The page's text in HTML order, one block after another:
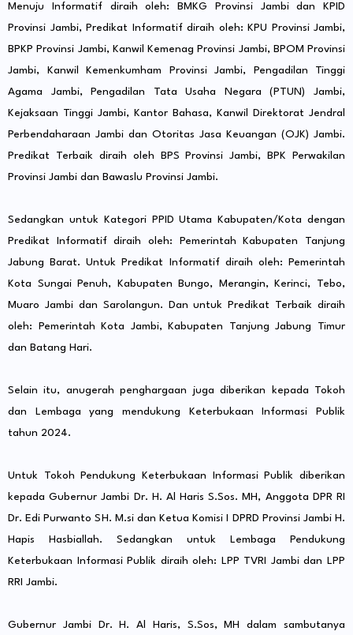
Menuju Informatif diraih oleh: BMKG Provinsi Jambi dan KPID
Provinsi Jambi, Predikat Informatif diraih oleh: KPU Provinsi Jambi,
BPKP Provinsi Jambi, Kanwil Kemenag Provinsi Jambi, BPOM Provinsi
Jambi, Kanwil Kemenkumham Provinsi Jambi, Pengadilan Tinggi
Agama Jambi, Pengadilan Tata Usaha Negara (PTUN) Jambi,
Kejaksaan Tinggi Jambi, Kantor Bahasa, Kanwil Direktorat Jendral
Perbendaharaan Jambi dan Otoritas Jasa Keuangan (OJK) Jambi.
Predikat Terbaik diraih oleh BPS Provinsi Jambi, BPK Perwakilan
Provinsi Jambi dan Bawaslu Provinsi Jambi.
Sedangkan untuk Kategori PPID Utama Kabupaten/Kota dengan
Predikat Informatif diraih oleh: Pemerintah Kabupaten Tanjung
Jabung Barat. Untuk Predikat Informatif diraih oleh: Pemerintah
Kota Sungai Penuh, Kabupaten Bungo, Merangin, Kerinci, Tebo,
Muaro Jambi dan Sarolangun. Dan untuk Predikat Terbaik diraih
oleh: Pemerintah Kota Jambi, Kabupaten Tanjung Jabung Timur
dan Batang Hari.
Selain itu, anugerah penghargaan juga diberikan kepada Tokoh
dan Lembaga yang mendukung Keterbukaan Informasi Publik
tahun 2024.
Untuk Tokoh Pendukung Keterbukaan Informasi Publik diberikan
kepada Gubernur Jambi Dr. H. Al Haris S.Sos. MH, Anggota DPR RI
Dr. Edi Purwanto SH. M.si dan Ketua Komisi I DPRD Provinsi Jambi H.
Hapis Hasbiallah. Sedangkan untuk Lembaga Pendukung
Keterbukaan Informasi Publik diraih oleh: LPP TVRI Jambi dan LPP
RRI Jambi.
Gubernur Jambi Dr. H. Al Haris, S.Sos, MH dalam sambutanya